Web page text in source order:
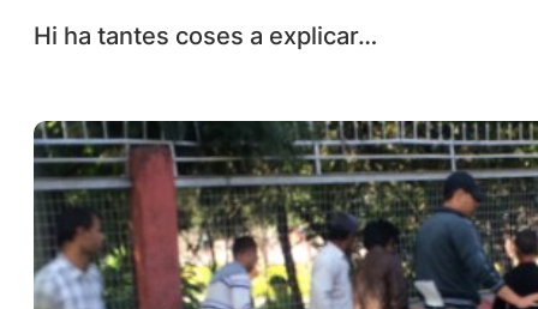
Hi ha tantes coses a explicar…